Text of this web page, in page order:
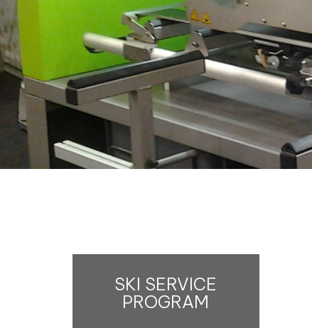
SKI SERVICE
PROGRAM